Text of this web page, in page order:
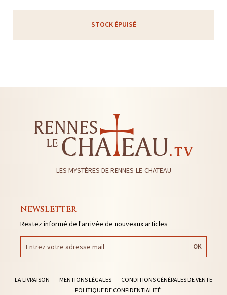
STOCK ÉPUISÉ
LES MYSTÈRES DE RENNES-LE-CHATEAU
NEWSLETTER
Restez informé de l'arrivée de nouveaux articles
LA LIVRAISON MENTIONS LÉGALES
CONDITIONS GÉNÉRALES DE VENTE
POLITIQUE DE CONFIDENTIALITÉ